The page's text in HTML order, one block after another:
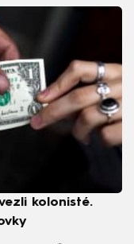
kolonisté.